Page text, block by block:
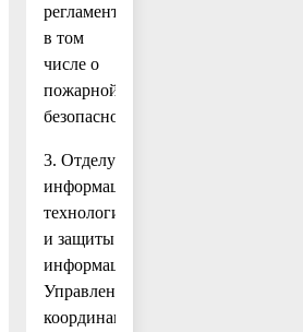
регламентов,
в том
числе о
пожарной
безопасности.
3. Отделу
информационных
технологий
и защиты
информации
Управления
координации